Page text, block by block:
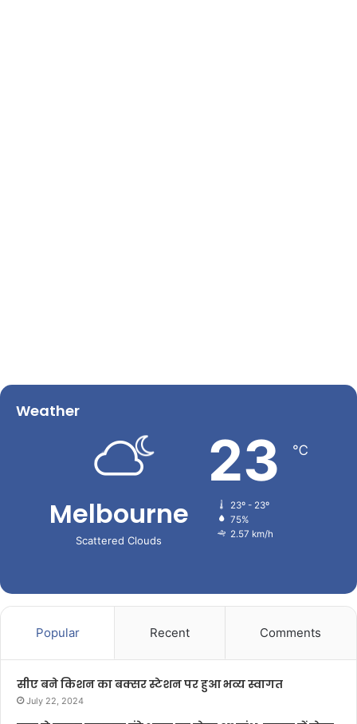
Weather
Melbourne
Scattered Clouds
23 ℃
23º - 23º
75%
2.57 km/h
Popular Recent Comments
सीए बने किशन का बक्सर स्टेशन पर हुआ भव्य स्वागत
July 22, 2024